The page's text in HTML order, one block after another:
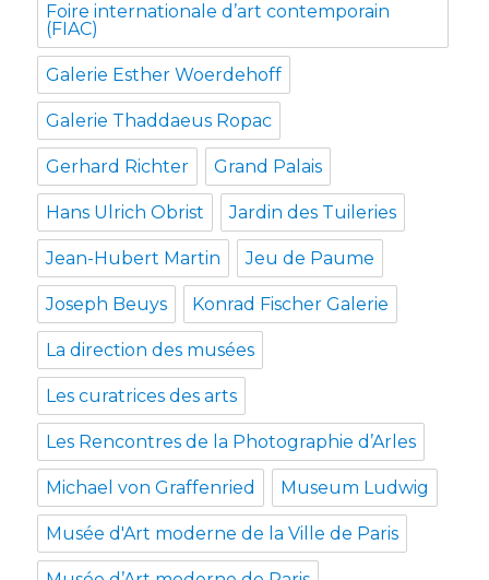
Foire internationale d’art contemporain
(FIAC)
Galerie Esther Woerdehoff
Galerie Thaddaeus Ropac
Gerhard Richter Grand Palais
Hans Ulrich Obrist Jardin des Tuileries
Jean-Hubert Martin Jeu de Paume
Joseph Beuys Konrad Fischer Galerie
La direction des musées
Les curatrices des arts
Les Rencontres de la Photographie d’Arles
Michael von Graffenried Museum Ludwig
Musée d'Art moderne de la Ville de Paris